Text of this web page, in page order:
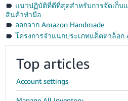
แนวปฏิบัติที่ดีที่สุดสำหรับการจัดเก็บ
สินค้าทำมือ
ออกจาก Amazon Handmade
โครงการจำแนกประเภทแค็ตตาล็อก
Top articles
Account settings